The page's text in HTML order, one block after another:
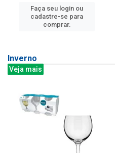
Faça seu login ou
cadastre-se para
comprar.
Inverno
Veja mais